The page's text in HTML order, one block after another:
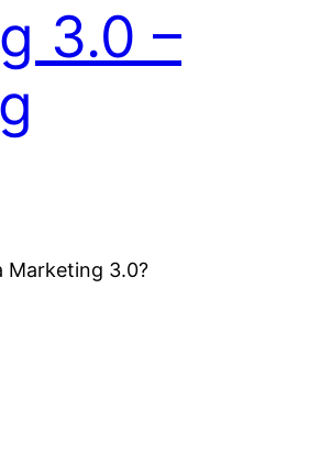
3.0 –
Marketing 3.0?